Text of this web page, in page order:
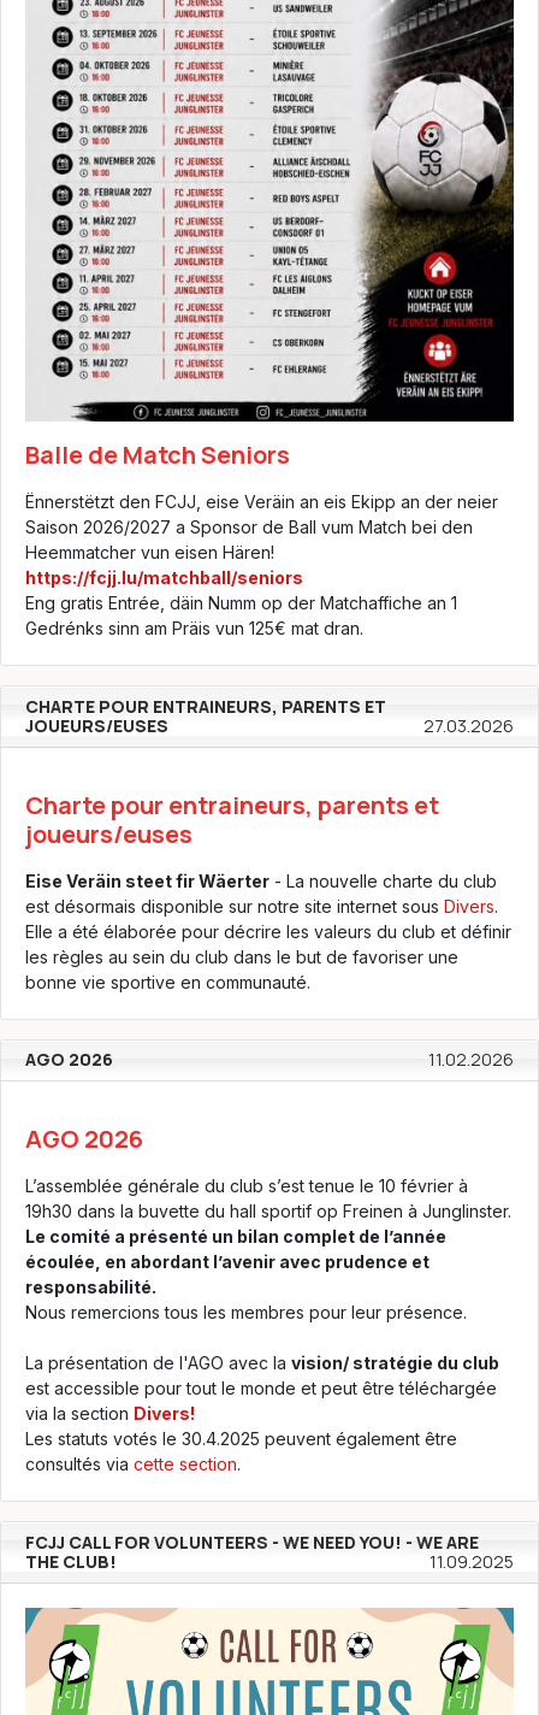
Balle de Match Seniors
Ënnerstëtzt den FCJJ, eise Veräin an eis Ekipp an der neier
Saison 2026/2027 a Sponsor de Ball vum Match bei den
Heemmatcher vun eisen Hären!
https://fcjj.lu/matchball/seniors
Eng gratis Entrée, däin Numm op der Matchaffiche an 1
Gedrénks sinn am Präis vun 125€ mat dran.
CHARTE POUR ENTRAINEURS, PARENTS ET
JOUEURS/EUSES
27.03.2026
Charte pour entraineurs, parents et
joueurs/euses
Eise Veräin steet fir Wäerter - La nouvelle charte du club
est désormais disponible sur notre site internet sous Divers.
Elle a été élaborée pour décrire les valeurs du club et définir
les règles au sein du club dans le but de favoriser une
bonne vie sportive en communauté.
AGO 2026 11.02.2026
AGO 2026
L’assemblée générale du club s’est tenue le 10 février à
19h30 dans la buvette du hall sportif op Freinen à Junglinster.
Le comité a présenté un bilan complet de l’année
écoulée, en abordant l’avenir avec prudence et
responsabilité.
Nous remercions tous les membres pour leur présence.
La présentation de l'AGO avec la vision/ stratégie du club
est accessible pour tout le monde et peut être téléchargée
via la section Divers!
Les statuts votés le 30.4.2025 peuvent également être
consultés via cette section.
FCJJ CALL FOR VOLUNTEERS - WE NEED YOU! - WE ARE
THE CLUB!
11.09.2025